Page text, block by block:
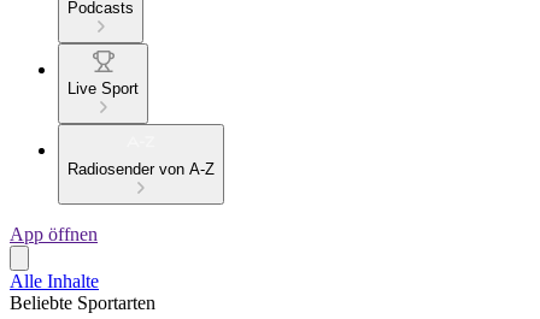
Podcasts
Live Sport
Radiosender von A-Z
App öffnen
Alle Inhalte
Beliebte Sportarten